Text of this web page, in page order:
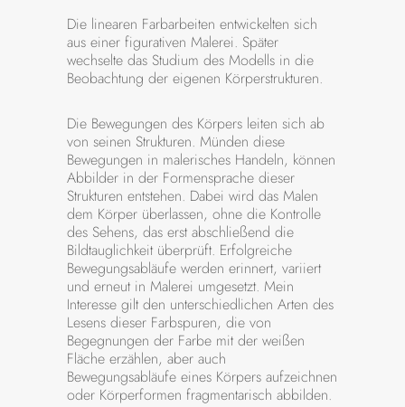
Die linearen Farbarbeiten entwickelten sich
aus einer figurativen Malerei. Später
wechselte das Studium des Modells in die
Beobachtung der eigenen Körperstrukturen.
Die Bewegungen des Körpers leiten sich ab
von seinen Strukturen. Münden diese
Bewegungen in malerisches Handeln, können
Abbilder in der Formensprache dieser
Strukturen entstehen. Dabei wird das Malen
dem Körper überlassen, ohne die Kontrolle
des Sehens, das erst abschließend die
Bildtauglichkeit überprüft. Erfolgreiche
Bewegungsabläufe werden erinnert, variiert
und erneut in Malerei umgesetzt. Mein
Interesse gilt den unterschiedlichen Arten des
Lesens dieser Farbspuren, die von
Begegnungen der Farbe mit der weißen
Fläche erzählen, aber auch
Bewegungsabläufe eines Körpers aufzeichnen
oder Körperformen fragmentarisch abbilden.